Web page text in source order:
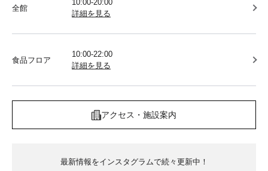
全館
10:00-20:00
詳細を見る
食品フロア
10:00-22:00
詳細を見る
アクセス・施設案内
最新情報をインスタグラムで続々更新中！